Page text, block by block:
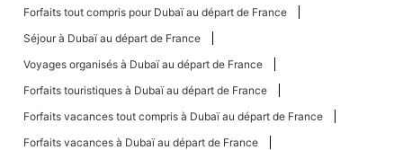
Forfaits tout compris pour Dubaï au départ de France
Séjour à Dubaï au départ de France
Voyages organisés à Dubaï au départ de France
Forfaits touristiques à Dubaï au départ de France
Forfaits vacances tout compris à Dubaï au départ de France
Forfaits vacances à Dubaï au départ de France